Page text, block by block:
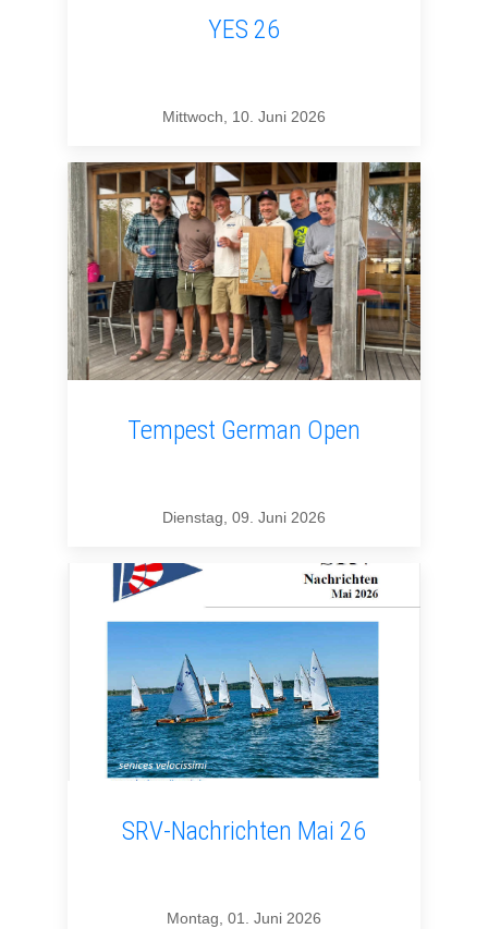
YES 26
Mittwoch, 10. Juni 2026
Tempest German Open
Dienstag, 09. Juni 2026
SRV-Nachrichten Mai 26
Montag, 01. Juni 2026